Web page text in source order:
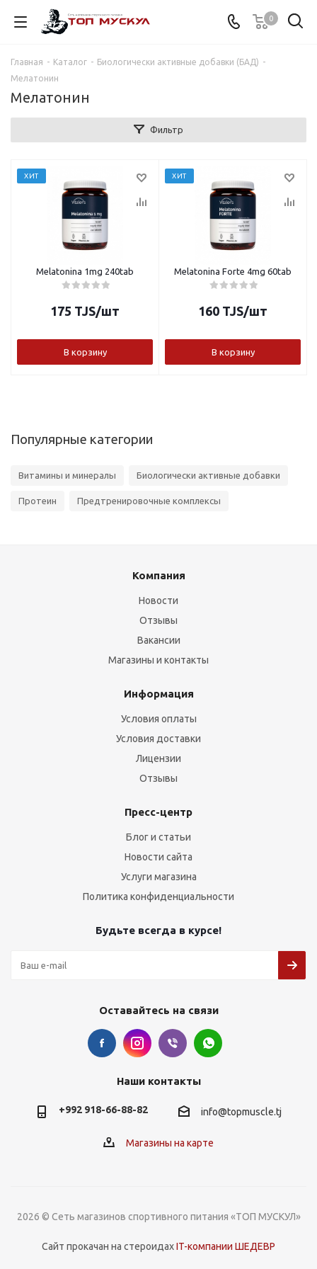
0
Главная - Каталог - Биологически активные добавки (БАД) -
Мелатонин
Мелатонин
Фильтр
ХИТ
Melatonina 1mg 240tab
175 TJS/шт
В корзину
ХИТ
Melatonina Forte 4mg 60tab
160 TJS/шт
В корзину
Популярные категории
Витамины и минералы Биологически активные добавки
Протеин Предтренировочные комплексы
Компания
Новости
Отзывы
Вакансии
Магазины и контакты
Информация
Условия оплаты
Условия доставки
Лицензии
Отзывы
Пресс-центр
Блог и статьи
Новости сайта
Услуги магазина
Политика конфиденциальности
Будьте всегда в курсе!
Оставайтесь на связи
Наши контакты
+992 918-66-88-82 info@topmuscle.tj
Магазины на карте
2026 © Сеть магазинов спортивного питания «ТОП МУСКУЛ»
Сайт прокачан на стероидахIT-компании ШЕДЕВР